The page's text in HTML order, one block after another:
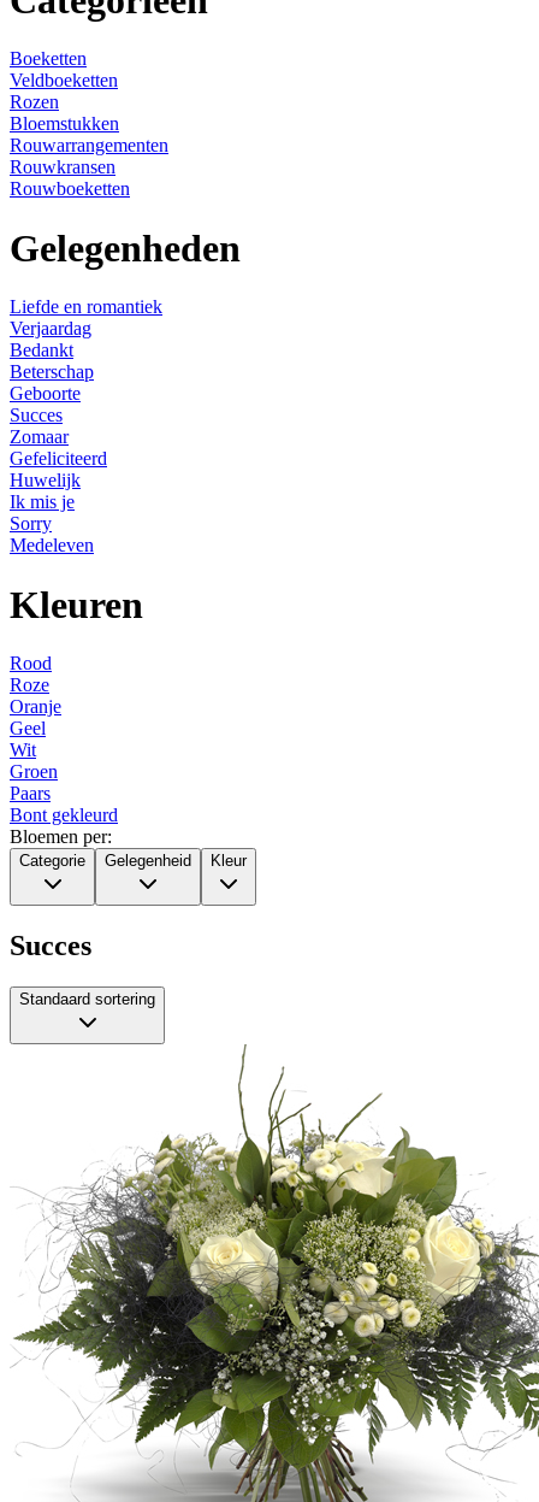
Boeketten
Veldboeketten
Rozen
Bloemstukken
Rouwarrangementen
Rouwkransen
Rouwboeketten
Gelegenheden
Liefde en romantiek
Verjaardag
Bedankt
Beterschap
Geboorte
Succes
Zomaar
Gefeliciteerd
Huwelijk
Ik mis je
Sorry
Medeleven
Kleuren
Rood
Roze
Oranje
Geel
Wit
Groen
Paars
Bont gekleurd
Bloemen per:
Categorie Gelegenheid Kleur
Succes
Standaard sortering